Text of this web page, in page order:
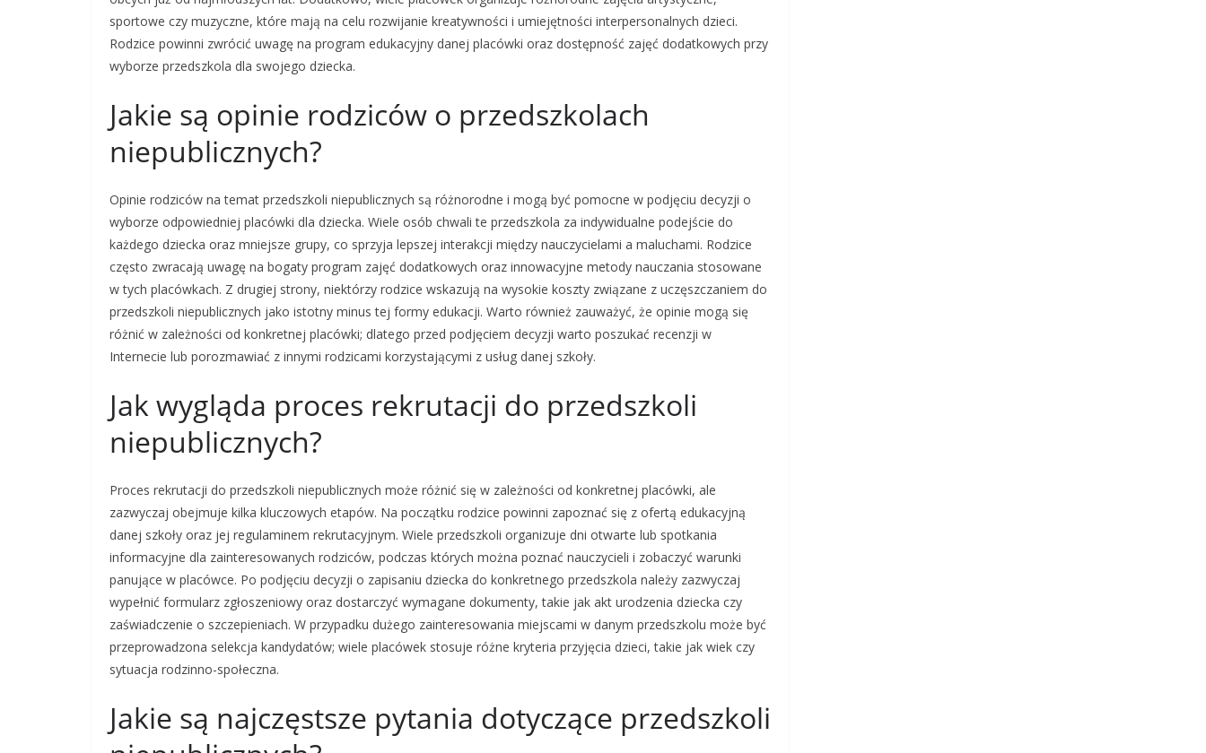
sportowe czy muzyczne, które mają na celu rozwijanie kreatywności i umiejętności interpersonalnych dzieci.
Rodzice powinni zwrócić uwagę na program edukacyjny danej placówki oraz dostępność zajęć dodatkowych przy
wyborze przedszkola dla swojego dziecka.
Jakie są opinie rodziców o przedszkolach
niepublicznych?
Opinie rodziców na temat przedszkoli niepublicznych są różnorodne i mogą być pomocne w podjęciu decyzji o
wyborze odpowiedniej placówki dla dziecka. Wiele osób chwali te przedszkola za indywidualne podejście do
każdego dziecka oraz mniejsze grupy, co sprzyja lepszej interakcji między nauczycielami a maluchami. Rodzice
często zwracają uwagę na bogaty program zajęć dodatkowych oraz innowacyjne metody nauczania stosowane
w tych placówkach. Z drugiej strony, niektórzy rodzice wskazują na wysokie koszty związane z uczęszczaniem do
przedszkoli niepublicznych jako istotny minus tej formy edukacji. Warto również zauważyć, że opinie mogą się
różnić w zależności od konkretnej placówki; dlatego przed podjęciem decyzji warto poszukać recenzji w
Internecie lub porozmawiać z innymi rodzicami korzystającymi z usług danej szkoły.
Jak wygląda proces rekrutacji do przedszkoli
niepublicznych?
Proces rekrutacji do przedszkoli niepublicznych może różnić się w zależności od konkretnej placówki, ale
zazwyczaj obejmuje kilka kluczowych etapów. Na początku rodzice powinni zapoznać się z ofertą edukacyjną
danej szkoły oraz jej regulaminem rekrutacyjnym. Wiele przedszkoli organizuje dni otwarte lub spotkania
informacyjne dla zainteresowanych rodziców, podczas których można poznać nauczycieli i zobaczyć warunki
panujące w placówce. Po podjęciu decyzji o zapisaniu dziecka do konkretnego przedszkola należy zazwyczaj
wypełnić formularz zgłoszeniowy oraz dostarczyć wymagane dokumenty, takie jak akt urodzenia dziecka czy
zaświadczenie o szczepieniach. W przypadku dużego zainteresowania miejscami w danym przedszkolu może być
przeprowadzona selekcja kandydatów; wiele placówek stosuje różne kryteria przyjęcia dzieci, takie jak wiek czy
sytuacja rodzinno-społeczna.
Jakie są najczęstsze pytania dotyczące przedszkoli